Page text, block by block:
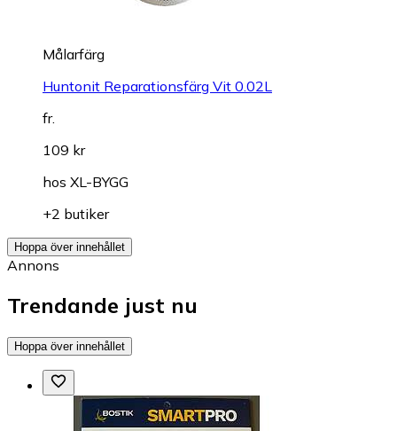
Målarfärg
Huntonit Reparationsfärg Vit 0.02L
fr.
109 kr
hos XL-BYGG
+2 butiker
Hoppa över innehållet
Annons
Trendande just nu
Hoppa över innehållet